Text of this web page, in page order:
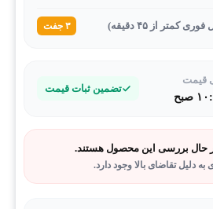
کمتر از ۴۵ دقیقه) ۳ جفت
قیمت
تضمین ثبات قیمت
حال بررسی این محصول هستند.
به دلیل تقاضای بالا وجود دارد.